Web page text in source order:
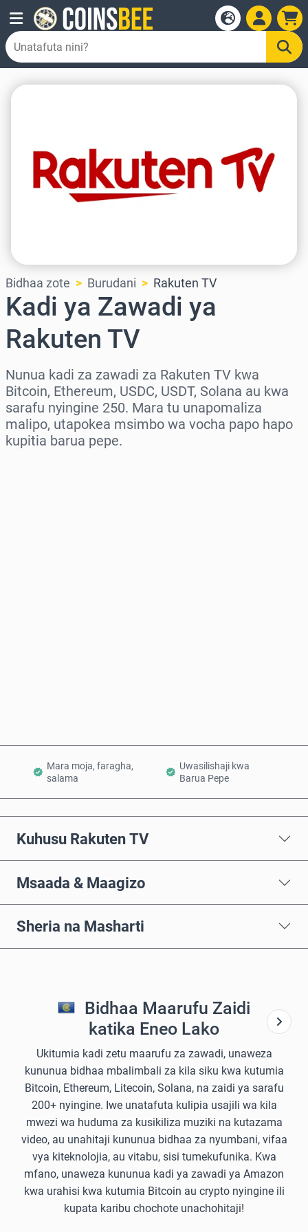
Bidhaa zote Burudani Rakuten TV
Kadi ya Zawadi ya
Rakuten TV
Nunua kadi za zawadi za Rakuten TV kwa
Bitcoin, Ethereum, USDC, USDT, Solana au kwa
sarafu nyingine 250. Mara tu unapomaliza
malipo, utapokea msimbo wa vocha papo hapo
kupitia barua pepe.
Mara moja, faragha,
salama
Uwasilishaji kwa
Barua Pepe
Kuhusu Rakuten TV
Msaada & Maagizo
Sheria na Masharti
Bidhaa Maarufu Zaidi
katika Eneo Lako
Ukitumia kadi zetu maarufu za zawadi, unaweza
kununua bidhaa mbalimbali za kila siku kwa kutumia
Bitcoin, Ethereum, Litecoin, Solana, na zaidi ya sarafu
200+ nyingine. Iwe unatafuta kulipia usajili wa kila
mwezi wa huduma za kusikiliza muziki na kutazama
video, au unahitaji kununua bidhaa za nyumbani, vifaa
vya kiteknolojia, au vitabu, sisi tumekufunika. Kwa
mfano, unaweza kununua kadi ya zawadi ya Amazon
kwa urahisi kwa kutumia Bitcoin au crypto nyingine ili
kupata karibu chochote unachohitaji!